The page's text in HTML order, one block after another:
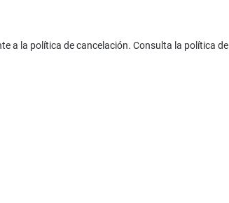
a la política de cancelación. Consulta la política de